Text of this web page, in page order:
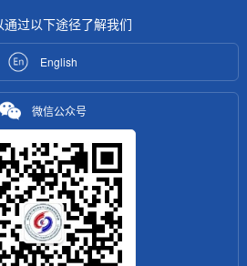
通过以下途径了解我们
English
微信公众号